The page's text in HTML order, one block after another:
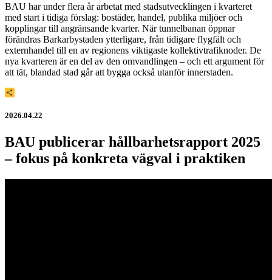
BAU har under flera år arbetat med stadsutvecklingen i kvarteret
med start i tidiga förslag: bostäder, handel, publika miljöer och
kopplingar till angränsande kvarter. När tunnelbanan öppnar
förändras Barkarbystaden ytterligare, från tidigare flygfält och
externhandel till en av regionens viktigaste kollektivtrafiknoder. De
nya kvarteren är en del av den omvandlingen – och ett argument för
att tät, blandad stad går att bygga också utanför innerstaden.
2026.04.22
BAU publicerar hållbarhetsrapport 2025
– fokus på konkreta vägval i praktiken